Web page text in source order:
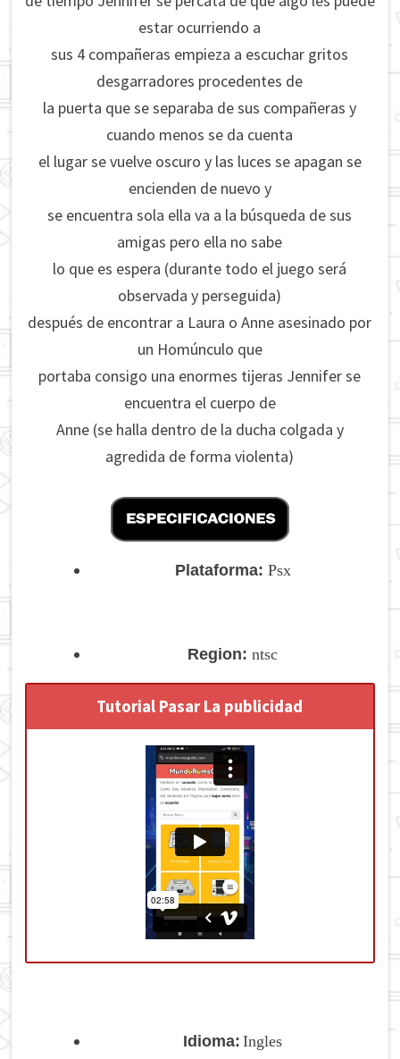
estar ocurriendo a
sus 4 compañeras empieza a escuchar gritos
desgarradores procedentes de
la puerta que se separaba de sus compañeras y
cuando menos se da cuenta
el lugar se vuelve oscuro y las luces se apagan se
encienden de nuevo y
se encuentra sola ella va a la búsqueda de sus
amigas pero ella no sabe
lo que es espera (durante todo el juego será
observada y perseguida)
después de encontrar a Laura o Anne asesinado por
un Homúnculo que
portaba consigo una enormes tijeras Jennifer se
encuentra el cuerpo de
Anne (se halla dentro de la ducha colgada y
agredida de forma violenta)
Plataforma: Psx
Region:ntsc
Tutorial Pasar La publicidad
Idioma: Ingles